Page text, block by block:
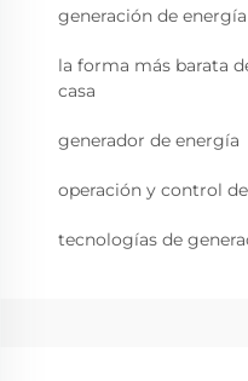
generación de
la forma más barata
casa
generador de energía
operación y control
tecnologías de